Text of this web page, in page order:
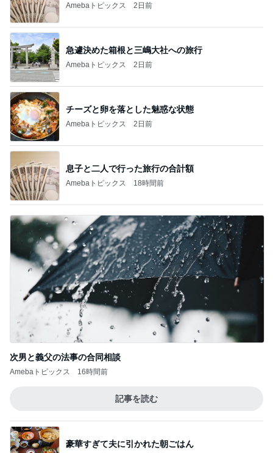
Amebaトピックス 2日前
急遽決めた箱根と三嶋大社への旅行
Amebaトピックス 2日前
チーズと卵を落とした魅惑な状態
Amebaトピックス 2日前
息子と二人で行った旅行の合計額
Amebaトピックス 18時間前
次男と義父の法事の合同相談
Amebaトピックス 16時間前
記事を読む
豪華すぎて夫に引かれた朝ごはん